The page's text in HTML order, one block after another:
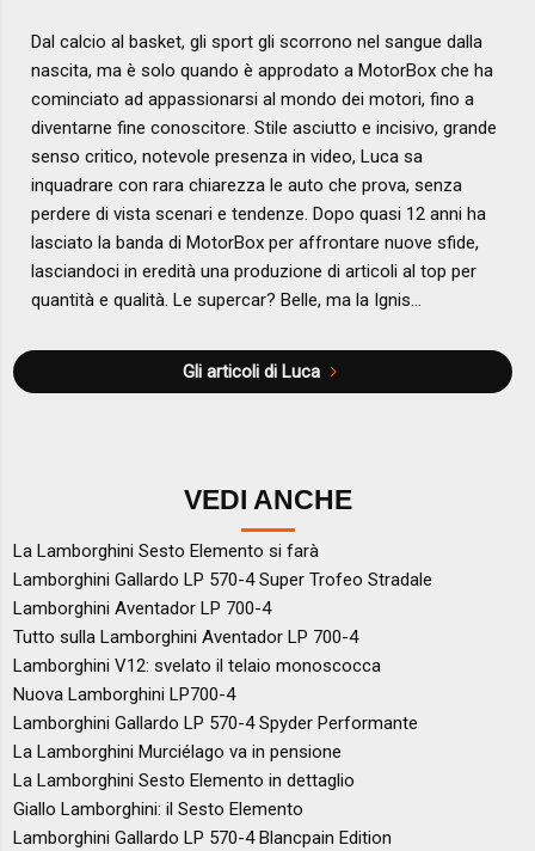
Dal calcio al basket, gli sport gli scorrono nel sangue dalla
nascita, ma è solo quando è approdato a MotorBox che ha
cominciato ad appassionarsi al mondo dei motori, fino a
diventarne fine conoscitore. Stile asciutto e incisivo, grande
senso critico, notevole presenza in video, Luca sa
inquadrare con rara chiarezza le auto che prova, senza
perdere di vista scenari e tendenze. Dopo quasi 12 anni ha
lasciato la banda di MotorBox per affrontare nuove sfide,
lasciandoci in eredità una produzione di articoli al top per
quantità e qualità. Le supercar? Belle, ma la Ignis...
Gli articoli di Luca
VEDI ANCHE
La Lamborghini Sesto Elemento si farà
Lamborghini Gallardo LP 570-4 Super Trofeo Stradale
Lamborghini Aventador LP 700-4
Tutto sulla Lamborghini Aventador LP 700-4
Lamborghini V12: svelato il telaio monoscocca
Nuova Lamborghini LP700-4
Lamborghini Gallardo LP 570-4 Spyder Performante
La Lamborghini Murciélago va in pensione
La Lamborghini Sesto Elemento in dettaglio
Giallo Lamborghini: il Sesto Elemento
Lamborghini Gallardo LP 570-4 Blancpain Edition